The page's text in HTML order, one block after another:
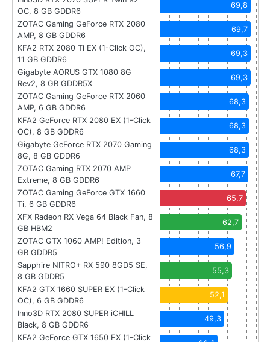
OC, 8 GB GDDR6
69,8
ZOTAC Gaming GeForce RTX 2080
AMP, 8 GB GDDR6
69,7
KFA2 RTX 2080 Ti EX (1-Click OC),
11 GB GDDR6
69,3
Gigabyte AORUS GTX 1080 8G
Rev2, 8 GB GDDR5X
69,3
ZOTAC Gaming GeForce RTX 2060
AMP, 6 GB GDDR6
68,3
KFA2 GeForce RTX 2080 EX (1-Click
OC), 8 GB GDDR6
68,3
Gigabyte GeForce RTX 2070 Gaming
8G, 8 GB GDDR6
68,3
ZOTAC Gaming RTX 2070 AMP
Extreme, 8 GB GDDR6
67,7
ZOTAC Gaming GeForce GTX 1660
Ti, 6 GB GDDR6
65,7
XFX Radeon RX Vega 64 Black Fan, 8
GB HBM2
62,7
ZOTAC GTX 1060 AMP! Edition, 3
GB GDDR5
56,9
Sapphire NITRO+ RX 590 8GD5 SE,
8 GB GDDR5
55,3
KFA2 GTX 1660 SUPER EX (1-Click
OC), 6 GB GDDR6
52,1
Inno3D RTX 2080 SUPER iCHILL
Black, 8 GB GDDR6
49,3
KFA2 GeForce GTX 1650 EX (1-Click